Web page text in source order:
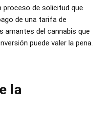
proceso de solicitud que
de una tarifa de
amantes del cannabis que
puede valer la pena.
la